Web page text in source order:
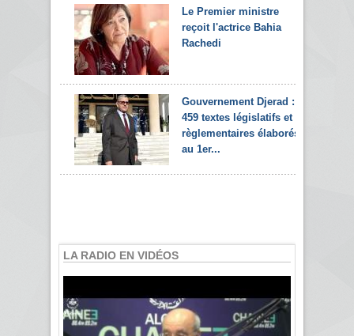
Le Premier ministre
reçoit l'actrice Bahia
Rachedi
Gouvernement Djerad :
459 textes législatifs et
règlementaires élaborés
au 1er...
LA RADIO EN VIDÉOS